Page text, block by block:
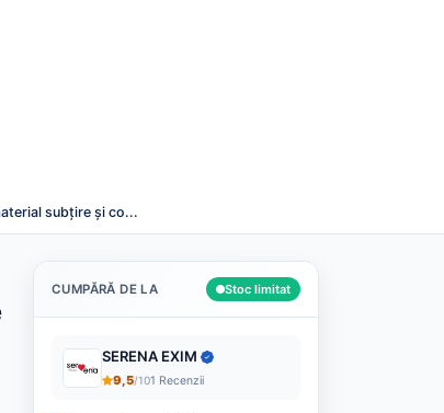
subțire și co...
CUMPĂRĂ DE LA Stoc limitat
SERENA EXIM
9,5/101 Recenzii